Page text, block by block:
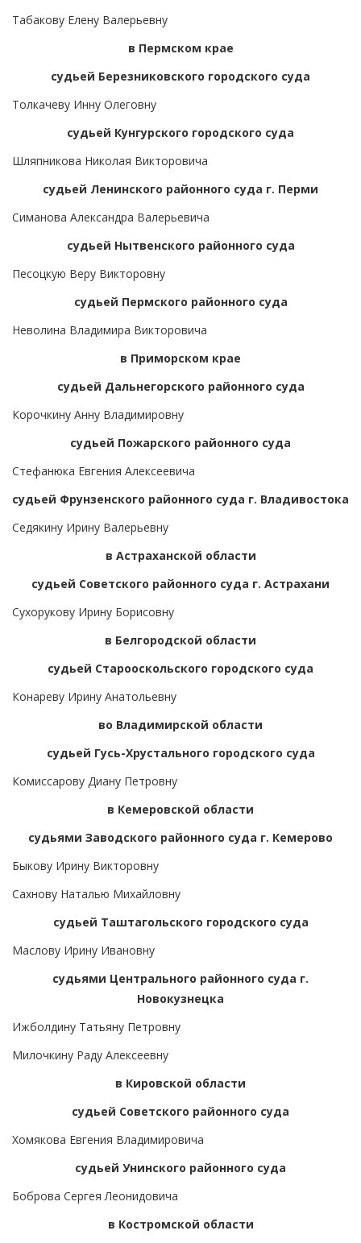
Табакову Елену Валерьевну
в Пермском крае
судьей Березниковского городского суда
Толкачеву Инну Олеговну
судьей Кунгурского городского суда
Шляпникова Николая Викторовича
судьей Ленинского районного суда г. Перми
Симанова Александра Валерьевича
судьей Нытвенского районного суда
Песоцкую Веру Викторовну
судьей Пермского районного суда
Неволина Владимира Викторовича
в Приморском крае
судьей Дальнегорского районного суда
Корочкину Анну Владимировну
судьей Пожарского районного суда
Стефанюка Евгения Алексеевича
судьей Фрунзенского районного суда г. Владивостока
Седякину Ирину Валерьевну
в Астраханской области
судьей Советского районного суда г. Астрахани
Сухорукову Ирину Борисовну
в Белгородской области
судьей Старооскольского городского суда
Конареву Ирину Анатольевну
во Владимирской области
судьей Гусь-Хрустального городского суда
Комиссарову Диану Петровну
в Кемеровской области
судьями Заводского районного суда г. Кемерово
Быкову Ирину Викторовну
Сахнову Наталью Михайловну
судьей Таштагольского городского суда
Маслову Ирину Ивановну
судьями Центрального районного суда г.
Новокузнецка
Ижболдину Татьяну Петровну
Милочкину Раду Алексеевну
в Кировской области
судьей Советского районного суда
Хомякова Евгения Владимировича
судьей Унинского районного суда
Боброва Сергея Леонидовича
в Костромской области